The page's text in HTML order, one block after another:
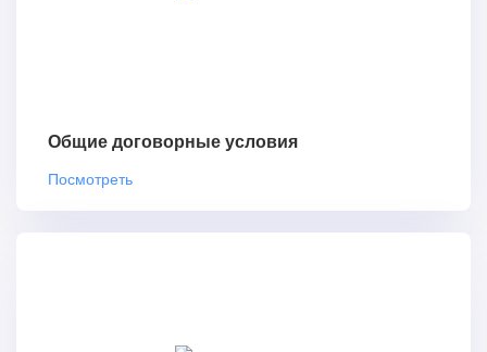
Общие договорные условия
Посмотреть